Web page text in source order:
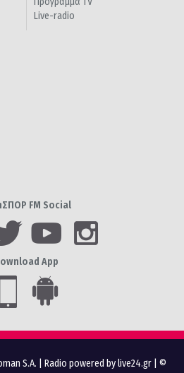
Live-radio
FM Social
App
S.A. Radio powered by live24.gr | ©